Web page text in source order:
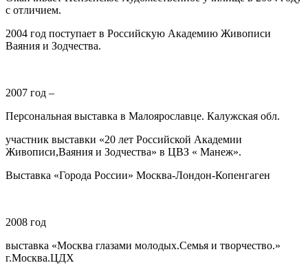
с отличием.
2004 год поступает в Российскую Академию Живописи
Ваяния и Зодчества.
2007 год –
Персональная выставка в Малоярославце. Калужская обл.
участник выставки «20 лет Российской Академии
Живописи,Ваяния и Зодчества» в ЦВЗ « Манеж».
Выставка «Города России» Москва-Лондон-Копенгаген
2008 год
выставка «Москва глазами молодых.Семья и творчество.»
г.Москва.ЦДХ